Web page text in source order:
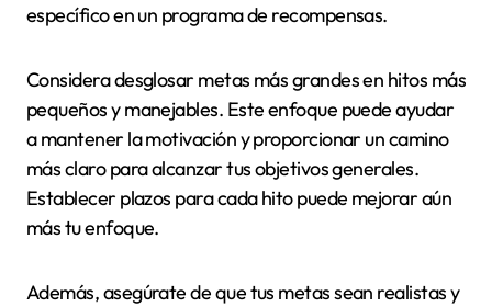
específico en un programa de recompensas.
Considera desglosar metas más grandes en hitos más
pequeños y manejables. Este enfoque puede ayudar
a mantener la motivación y proporcionar un camino
más claro para alcanzar tus objetivos generales.
Establecer plazos para cada hito puede mejorar aún
más tu enfoque.
Además, asegúrate de que tus metas sean realistas y